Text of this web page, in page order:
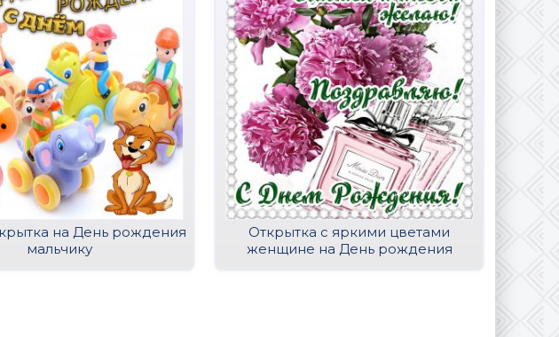
на День рождения
мальчику
Открытка с яркими цветами
женщине на День рождения